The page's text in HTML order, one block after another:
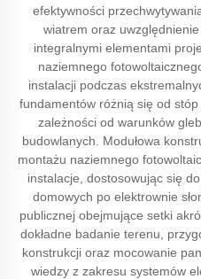
efektywności
wiatrem oraz
integralnymi elementami
naziemnego
instalacji podczas
fundamentów różnią się od
zależności od warunków
budowlanych. Modułowa
montażu naziemnego
instalacje, dostosowując się
domowych po elektrownie
publicznej obejmujące setki
dokładne badanie terenu,
konstrukcji oraz mocowanie
wiedzy z zakresu systemów